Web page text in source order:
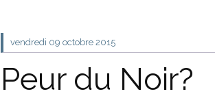
vendredi 09 octobre 2015
Peur du Noir?